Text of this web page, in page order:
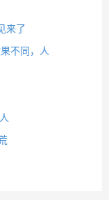
来了
不同，人